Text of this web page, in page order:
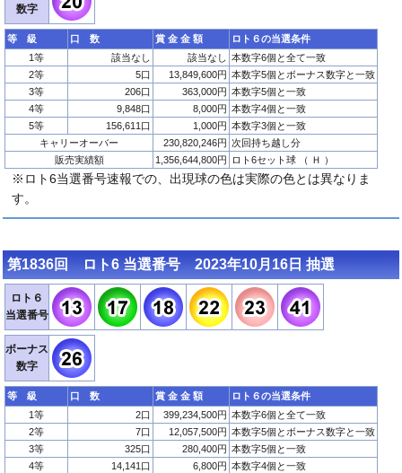
数字
等 級 口 数 賞 金 金 額
ロト６の当選条件
1等
該当なし 該当なし 本数字6個と全て一致
2等
5口 13,849,600円 本数字5個とボーナス数字と一致
3等
206口 363,000円 本数字5個と一致
4等
9,848口 8,000円 本数字4個と一致
5等
156,611口 1,000円 本数字3個と一致
キャリーオーバー
230,820,246円 次回持ち越し分
販売実績額
1,356,644,800円 ロト6セット球 （ Ｈ ）
※ロト6当選番号速報での、出現球の色は実際の色とは異なりま
す。
第1836回 ロト6 当選番号 2023年10月16日 抽選
ロト６
当選番号
ボーナス
数字
等 級 口 数 賞 金 金 額
ロト６の当選条件
1等
2口 399,234,500円 本数字6個と全て一致
2等
7口 12,057,500円 本数字5個とボーナス数字と一致
3等
325口 280,400円 本数字5個と一致
4等
14,141口 6,800円 本数字4個と一致